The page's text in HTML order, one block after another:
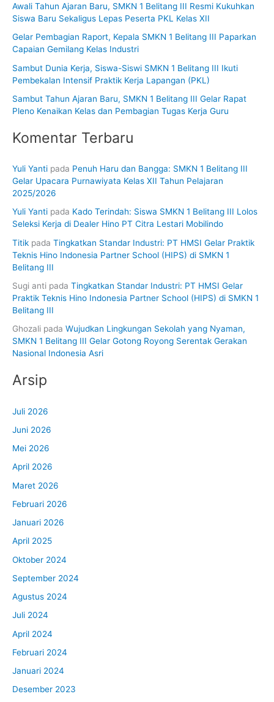
t
k
Awali Tahun Ajaran Baru, SMKN 1 Belitang III Resmi Kukuhkan
Siswa Baru Sekaligus Lepas Peserta PKL Kelas XII
Gelar Pembagian Raport, Kepala SMKN 1 Belitang III Paparkan
Capaian Gemilang Kelas Industri
Sambut Dunia Kerja, Siswa-Siswi SMKN 1 Belitang III Ikuti
Pembekalan Intensif Praktik Kerja Lapangan (PKL)
Sambut Tahun Ajaran Baru, SMKN 1 Belitang III Gelar Rapat
Pleno Kenaikan Kelas dan Pembagian Tugas Kerja Guru
Komentar Terbaru
Yuli Yanti pada Penuh Haru dan Bangga: SMKN 1 Belitang III
Gelar Upacara Purnawiyata Kelas XII Tahun Pelajaran
2025/2026
Yuli Yanti pada Kado Terindah: Siswa SMKN 1 Belitang III Lolos
Seleksi Kerja di Dealer Hino PT Citra Lestari Mobilindo
Titik pada Tingkatkan Standar Industri: PT HMSI Gelar Praktik
Teknis Hino Indonesia Partner School (HIPS) di SMKN 1
Belitang III
Sugi anti pada Tingkatkan Standar Industri: PT HMSI Gelar
Praktik Teknis Hino Indonesia Partner School (HIPS) di SMKN 1
Belitang III
Ghozali pada Wujudkan Lingkungan Sekolah yang Nyaman,
SMKN 1 Belitang III Gelar Gotong Royong Serentak Gerakan
Nasional Indonesia Asri
Arsip
Juli 2026
Juni 2026
Mei 2026
April 2026
Maret 2026
Februari 2026
Januari 2026
April 2025
Oktober 2024
September 2024
Agustus 2024
Juli 2024
April 2024
Februari 2024
Januari 2024
Desember 2023